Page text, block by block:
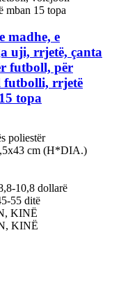
madhe, e
uji, rrjetë, çanta
futboll, për
futbolli, rrjetë
topa
poliestër
cm (H*DIA.)
10,8 dollarë
55 ditë
KINË
KINË